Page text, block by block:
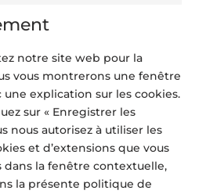
notre site web pour la
vous montrerons une fenêtre
explication sur les cookies.
sur « Enregistrer les
nous autorisez à utiliser les
et d’extensions que vous
dans la fenêtre contextuelle,
la présente politique de